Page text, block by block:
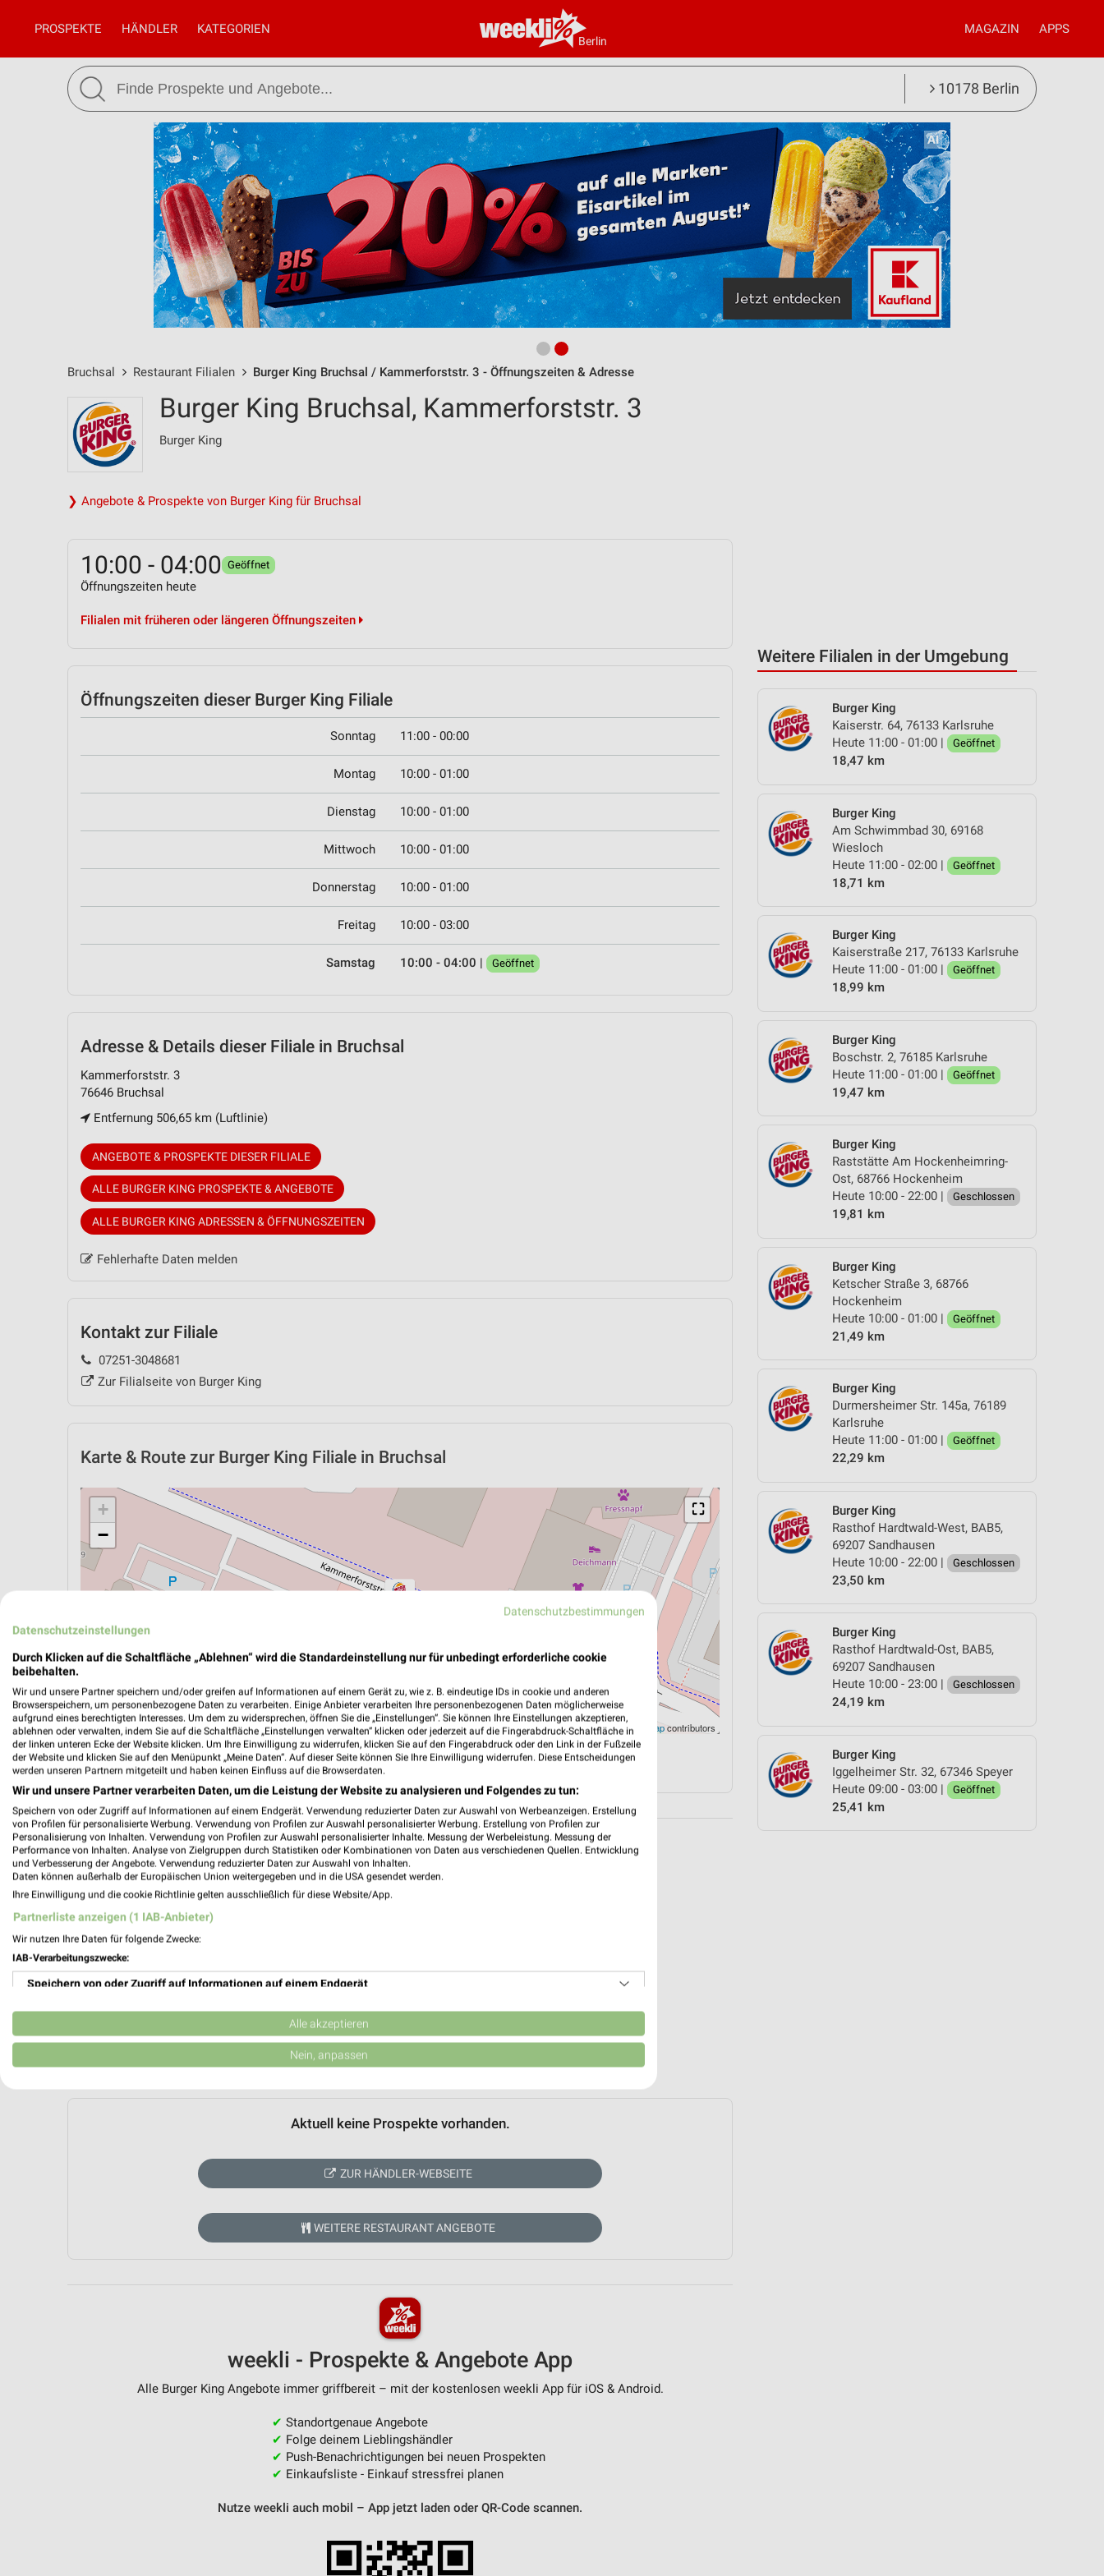
Berlin
PROSPEKTE HÄNDLER KATEGORIEN MAGAZIN APPS
10178 Berlin
Bruchsal Restaurant Filialen Burger King Bruchsal / Kammerforststr. 3 - Öffnungszeiten & Adresse
Weitere Filialen in der Umgebung
Burger King
Kaiserstr. 64, 76133 Karlsruhe
Heute 11:00 - 01:00 |
Geöffnet
18,47 km
Burger King
Am Schwimmbad 30, 69168
Wiesloch
Heute 11:00 - 02:00 |
Geöffnet
18,71 km
Burger King
Kaiserstraße 217, 76133 Karlsruhe
Heute 11:00 - 01:00 |
Geöffnet
18,99 km
Burger King
Boschstr. 2, 76185 Karlsruhe
Heute 11:00 - 01:00 |
Geöffnet
19,47 km
Burger King
Raststätte Am Hockenheimring-
Ost, 68766 Hockenheim
Heute 10:00 - 22:00 |
Geschlossen
19,81 km
Burger King
Ketscher Straße 3, 68766
Hockenheim
Heute 10:00 - 01:00 |
Geöffnet
21,49 km
Burger King
Durmersheimer Str. 145a, 76189
Karlsruhe
Heute 11:00 - 01:00 |
Geöffnet
22,29 km
Burger King
Rasthof Hardtwald-West, BAB5,
69207 Sandhausen
Heute 10:00 - 22:00 |
Geschlossen
23,50 km
Burger King
Rasthof Hardtwald-Ost, BAB5,
69207 Sandhausen
Heute 10:00 - 23:00 |
Geschlossen
24,19 km
Burger King
Iggelheimer Str. 32, 67346 Speyer
Heute 09:00 - 03:00 |
Geöffnet
25,41 km
Burger King Bruchsal, Kammerforststr. 3
Burger King
❯ Angebote & Prospekte von Burger King für Bruchsal
10:00 - 04:00 Geöffnet
Öffnungszeiten heute
Filialen mit früheren oder längeren Öffnungszeiten
Öffnungszeiten dieser Burger King Filiale
Sonntag 11:00 - 00:00
Montag 10:00 - 01:00
Dienstag 10:00 - 01:00
Mittwoch 10:00 - 01:00
Donnerstag 10:00 - 01:00
Freitag 10:00 - 03:00
Samstag 10:00 - 04:00 | Geöffnet
Adresse & Details dieser Filiale in Bruchsal
Kammerforststr. 3
76646 Bruchsal
Entfernung 506,65 km (Luftlinie)
ANGEBOTE & PROSPEKTE DIESER FILIALE
ALLE BURGER KING PROSPEKTE & ANGEBOTE
ALLE BURGER KING ADRESSEN & ÖFFNUNGSZEITEN
Fehlerhafte Daten melden
Kontakt zur Filiale
07251-3048681
Zur Filialseite von Burger King
Karte & Route zur Burger King Filiale in Bruchsal
⛶
+
−
Leaflet|©OpenStreetMapcontributors
ÖPNV ANZEIGEN LADESÄULEN ANZEIGEN NAVIGATION MIT GOOGLE/IOS MAPS
Aktuell keine Prospekte vorhanden.
ZUR HÄNDLER-WEBSEITE
WEITERE RESTAURANT ANGEBOTE
weekli - Prospekte & Angebote App
Alle Burger King Angebote immer griffbereit – mit der kostenlosen weekli App für iOS & Android.
✔ Standortgenaue Angebote
✔ Folge deinem Lieblingshändler
✔ Push-Benachrichtigungen bei neuen Prospekten
✔ Einkaufsliste - Einkauf stressfrei planen
Nutze weekli auch mobil – App jetzt laden oder QR-Code scannen.
Datenschutzbestimmungen
Datenschutzeinstellungen
Durch Klicken auf die Schaltfläche „Ablehnen“ wird die Standardeinstellung nur für unbedingt erforderliche cookie
beibehalten.
Wir und unsere Partner speichern und/oder greifen auf Informationen auf einem Gerät zu, wie z. B. eindeutige IDs in cookie und anderen
Browserspeichern, um personenbezogene Daten zu verarbeiten. Einige Anbieter verarbeiten Ihre personenbezogenen Daten möglicherweise
aufgrund eines berechtigten Interesses. Um dem zu widersprechen, öffnen Sie die „Einstellungen“. Sie können Ihre Einstellungen akzeptieren,
ablehnen oder verwalten, indem Sie auf die Schaltfläche „Einstellungen verwalten“ klicken oder jederzeit auf die Fingerabdruck-Schaltfläche in
der linken unteren Ecke der Website klicken. Um Ihre Einwilligung zu widerrufen, klicken Sie auf den Fingerabdruck oder den Link in der Fußzeile
der Website und klicken Sie auf den Menüpunkt „Meine Daten“. Auf dieser Seite können Sie Ihre Einwilligung widerrufen. Diese Entscheidungen
werden unseren Partnern mitgeteilt und haben keinen Einfluss auf die Browserdaten.
Wir und unsere Partner verarbeiten Daten, um die Leistung der Website zu analysieren und Folgendes zu tun:
Speichern von oder Zugriff auf Informationen auf einem Endgerät. Verwendung reduzierter Daten zur Auswahl von Werbeanzeigen. Erstellung
von Profilen für personalisierte Werbung. Verwendung von Profilen zur Auswahl personalisierter Werbung. Erstellung von Profilen zur
Personalisierung von Inhalten. Verwendung von Profilen zur Auswahl personalisierter Inhalte. Messung der Werbeleistung. Messung der
Performance von Inhalten. Analyse von Zielgruppen durch Statistiken oder Kombinationen von Daten aus verschiedenen Quellen. Entwicklung
und Verbesserung der Angebote. Verwendung reduzierter Daten zur Auswahl von Inhalten.
Daten können außerhalb der Europäischen Union weitergegeben und in die USA gesendet werden.
Ihre Einwilligung und die cookie Richtlinie gelten ausschließlich für diese Website/App.
Partnerliste anzeigen (1 IAB-Anbieter)
Wir nutzen Ihre Daten für folgende Zwecke:
IAB-Verarbeitungszwecke:
Speichern von oder Zugriff auf Informationen auf einem Endgerät
Verwendung reduzierter Daten zur Auswahl von Werbeanzeigen
Erstellung von Profilen für personalisierte Werbung
Erstellung von Profilen zur Personalisierung von Inhalten
Messung der Performance von Inhalten
Verwendung genauer Standortdaten
Geräte anhand von aktiv angeforderten Informationen identifizieren
Alle akzeptieren
Nein, anpassen